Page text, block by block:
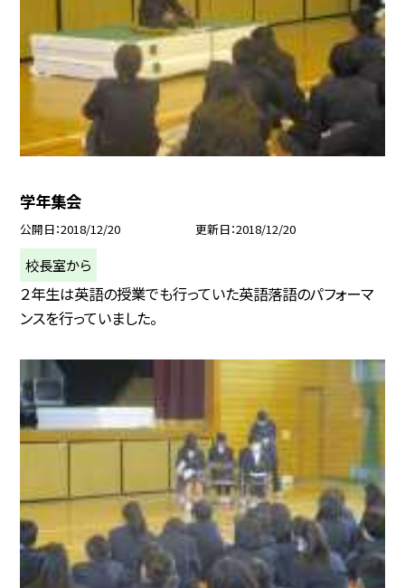
学年集会
公開日 2018/12/20 更新日 2018/12/20
校長室から
２年生は英語の授業でも行っていた英語落語のパフォーマ
ンスを行っていました。